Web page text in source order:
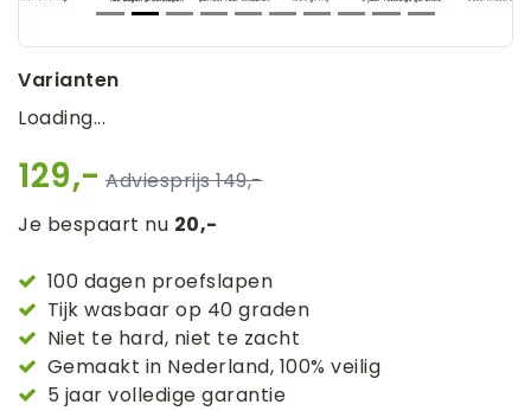
Varianten
Loading...
129,-
149,-
Je bespaart nu 20,-
100 dagen proefslapen
Tijk wasbaar op 40 graden
Niet te hard, niet te zacht
Gemaakt in Nederland, 100% veilig
5 jaar volledige garantie